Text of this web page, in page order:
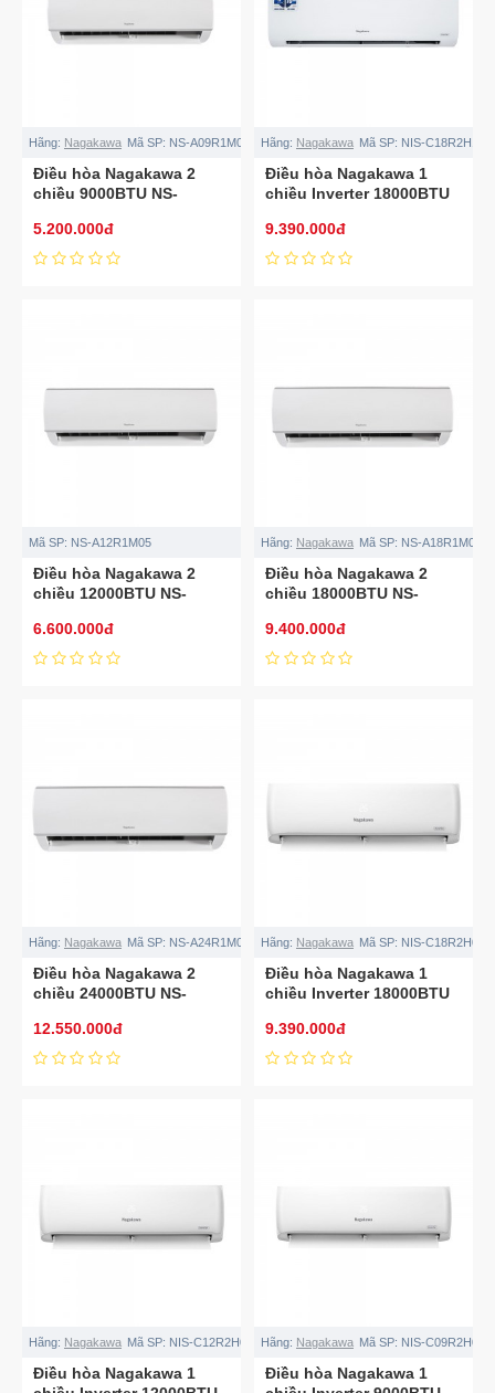
Hãng: Nagakawa Mã SP: NS-A09R1M05
Điều hòa Nagakawa 2
chiều 9000BTU NS-
5.200.000đ
Hãng: Nagakawa Mã SP: NIS-C18R2H10
Điều hòa Nagakawa 1
chiều Inverter 18000BTU
9.390.000đ
Mã SP: NS-A12R1M05
Điều hòa Nagakawa 2
chiều 12000BTU NS-
6.600.000đ
Hãng: Nagakawa Mã SP: NS-A18R1M05
Điều hòa Nagakawa 2
chiều 18000BTU NS-
9.400.000đ
Hãng: Nagakawa Mã SP: NS-A24R1M05
Điều hòa Nagakawa 2
chiều 24000BTU NS-
12.550.000đ
Hãng: Nagakawa Mã SP: NIS-C18R2H08
Điều hòa Nagakawa 1
chiều Inverter 18000BTU
9.390.000đ
Hãng: Nagakawa Mã SP: NIS-C12R2H08
Điều hòa Nagakawa 1
Hãng: Nagakawa Mã SP: NIS-C09R2H08
Điều hòa Nagakawa 1